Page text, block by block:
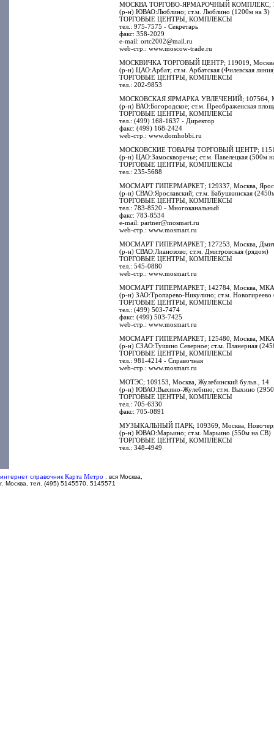
МОСКВА ТОРГОВО-ЯРМАРОЧНЫЙ КОМПЛЕКС;
(р-н) ЮВАО:Люблино; ст.м. Люблино (1200м на З)
ТОРГОВЫЕ ЦЕНТРЫ, КОМПЛЕКСЫ
тел.: 975-7575 - Секретарь
факс: 358-2029
e-mail: ortc2002@mail.ru
web-стр.: www.moscow-trade.ru
МОСКВИЧКА ТОРГОВЫЙ ЦЕНТР; 119019, Москва,
(р-н) ЦАО:Арбат; ст.м. Арбатская (Филевская
ТОРГОВЫЕ ЦЕНТРЫ, КОМПЛЕКСЫ
тел.: 202-9853
МОСКОВСКАЯ ЯРМАРКА УВЛЕЧЕНИЙ; 107564,
(р-н) ВАО:Богородское; ст.м. Преображенская
ТОРГОВЫЕ ЦЕНТРЫ, КОМПЛЕКСЫ
тел.: (499) 168-1637 - Директор
факс: (499) 168-2424
web-стр.: www.domhobbi.ru
МОСКОВСКИЕ ТОВАРЫ ТОРГОВЫЙ ЦЕНТР;
(р-н) ЦАО:Замоскворечье; ст.м. Павелецкая (500м
ТОРГОВЫЕ ЦЕНТРЫ, КОМПЛЕКСЫ
тел.: 235-5688
МОСМАРТ ГИПЕРМАРКЕТ; 129337, Москва,
(р-н) СВАО:Ярославский; ст.м. Бабушкинская
ТОРГОВЫЕ ЦЕНТРЫ, КОМПЛЕКСЫ
тел.: 783-8520 - Многоканальный
факс: 783-8534
e-mail: partner@mosmart.ru
web-стр.: www.mosmart.ru
МОСМАРТ ГИПЕРМАРКЕТ; 127253, Москва,
(р-н) СВАО:Лианозово; ст.м. Дмитровская (рядом)
ТОРГОВЫЕ ЦЕНТРЫ, КОМПЛЕКСЫ
тел.: 545-0880
web-стр.: www.mosmart.ru
МОСМАРТ ГИПЕРМАРКЕТ; 142784, Москва,
(р-н) ЗАО:Тропарево-Никулино; ст.м.
ТОРГОВЫЕ ЦЕНТРЫ, КОМПЛЕКСЫ
тел.: (499) 503-7474
факс: (499) 503-7425
web-стр.: www.mosmart.ru
МОСМАРТ ГИПЕРМАРКЕТ; 125480, Москва,
(р-н) СЗАО:Тушино Северное; ст.м. Планерная
ТОРГОВЫЕ ЦЕНТРЫ, КОМПЛЕКСЫ
тел.: 981-4214 - Справочная
web-стр.: www.mosmart.ru
МОТЭС; 109153, Москва, Жулебинский бульв., 14
(р-н) ЮВАО:Выхино-Жулебино; ст.м. Выхино
ТОРГОВЫЕ ЦЕНТРЫ, КОМПЛЕКСЫ
тел.: 705-6330
факс: 705-0891
МУЗЫКАЛЬНЫЙ ПАРК; 109369, Москва,
(р-н) ЮВАО:Марьино; ст.м. Марьино (550м на СВ)
ТОРГОВЫЕ ЦЕНТРЫ, КОМПЛЕКСЫ
тел.: 348-4949
интернет справочник Карта Метро
вся Москва,
г. Москва, тел. (495) 5145570, 5145571